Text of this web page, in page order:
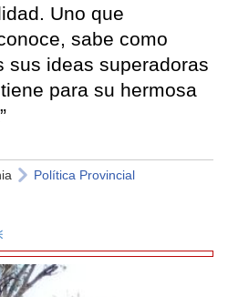
Uno que
sabe como
sus ideas superadoras
para su hermosa
Política Provincial